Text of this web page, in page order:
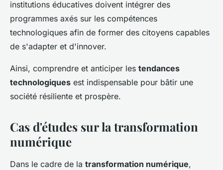
institutions éducatives doivent intégrer des
programmes axés sur les compétences
technologiques afin de former des citoyens capables
de s'adapter et d'innover.
Ainsi, comprendre et anticiper les tendances
technologiques est indispensable pour bâtir une
société résiliente et prospère.
Cas d'études sur la transformation
numérique
Dans le cadre de la transformation numérique,